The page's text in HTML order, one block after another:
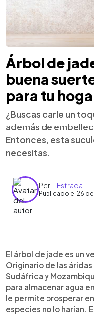
Árbol de
buena
para tu
¿Buscas darle un
además de
Entonces, esta
necesitas.
PorT. Estrada
Publicado el 26
► Escuchar
El árbol de jade es un
Originario de las
Sudáfrica y
para almacenar agua
le permite prosperar
especies no lo harían.